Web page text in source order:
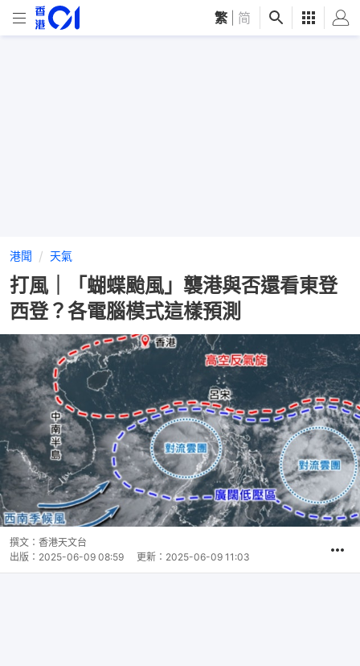
繁 简
港聞 天氣
打風｜「蝴蝶颱風」襲港與否還看東登
西登？各電腦模式這樣預測
撰文： 香港天文台
出版： 2025-06-09 08:59 更新： 2025-06-09 11:03